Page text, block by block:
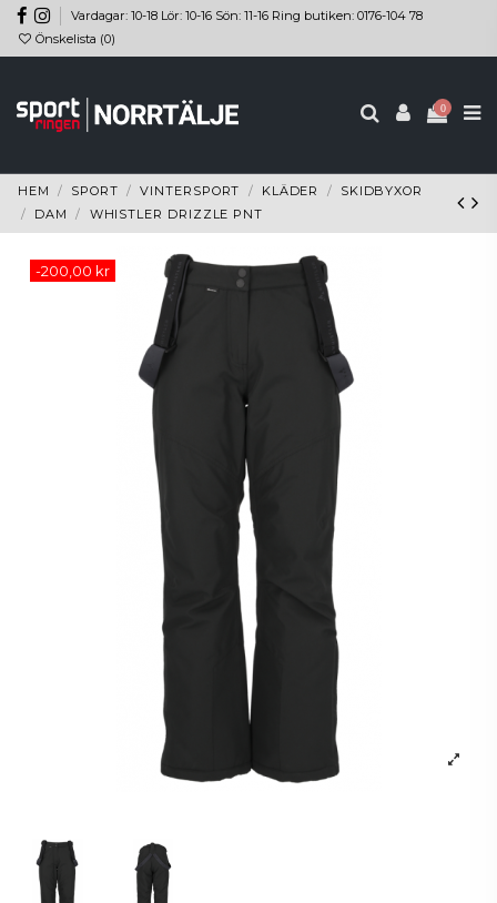
Vardagar: 10-18 Lör: 10-16 Sön: 11-16 Ring butiken: 0176-104 78
Önskelista (0)
0
HEM SPORT VINTERSPORT KLÄDER
SKIDBYXOR
DAM
WHISTLER DRIZZLE PNT
-200,00 kr